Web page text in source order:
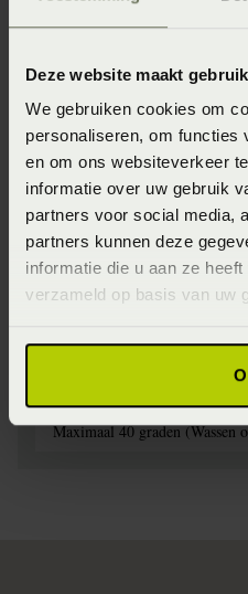
Deze website maakt
We gebruiken cookies om
personaliseren, om functies
en om ons websiteverkeer
informatie over uw gebruik
partners voor social media,
partners kunnen deze
informatie die u aan ze
verzameld op basis van uw
de winkel. Wil je het
Specificaties
Artikelnummer
8715944725972
100% katoen satijn
Maximaal 40 graden (Wassen